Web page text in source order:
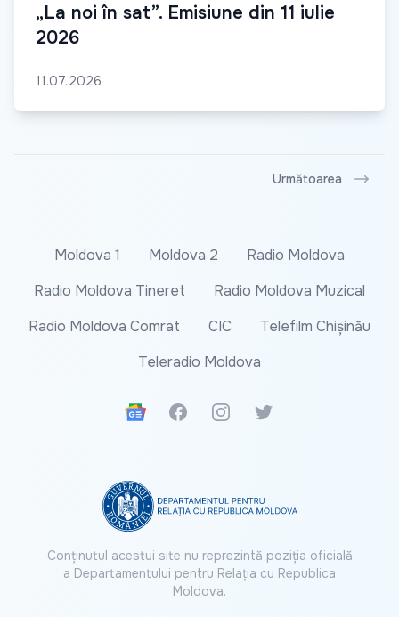
„La noi în sat”. Emisiune din 11 iulie
2026
11.07.2026
Următoarea
Moldova 1 Moldova 2
Radio Moldova
Radio Moldova Tineret
Radio Moldova Muzical
Radio Moldova Comrat
CIC
Telefilm Chișinău
Teleradio Moldova
Google News
FacebookInstagramTwitter
Conținutul acestui site nu reprezintă poziția oficială
a Departamentului pentru Relația cu Republica
Moldova.